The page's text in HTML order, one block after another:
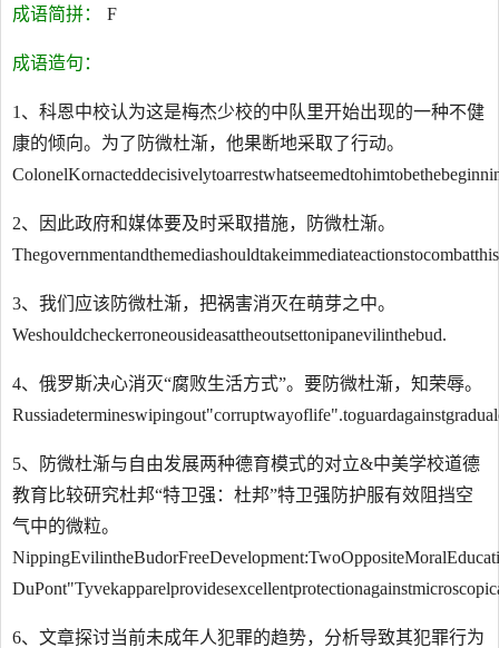
成语简拼： F
成语造句：
1、科恩中校认为这是梅杰少校的中队里开始出现的一种不健
康的倾向。为了防微杜渐，他果断地采取了行动。
2、因此政府和媒体要及时采取措施，防微杜渐。
3、我们应该防微杜渐，把祸害消灭在萌芽之中。
Weshouldcheckerroneousideasattheoutsettonipanevilinthebud.
4、俄罗斯决心消灭“腐败生活方式”。要防微杜渐，知荣辱。
5、防微杜渐与自由发展两种德育模式的对立&中美学校道德
教育比较研究杜邦“特卫强：杜邦”特卫强防护服有效阻挡空
气中的微粒。
6、文章探讨当前未成年人犯罪的趋势，分析导致其犯罪行为